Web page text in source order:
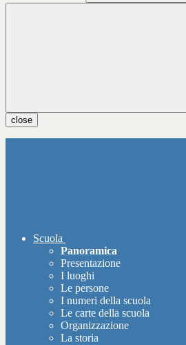
close
Scuola
Panoramica
Presentazione
I luoghi
Le persone
I numeri della scuola
Le carte della scuola
Organizzazione
La storia